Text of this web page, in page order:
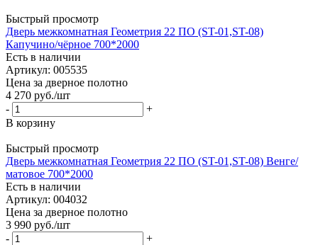
Быстрый просмотр
Дверь межкомнатная Геометрия 22 ПО (ST-01,ST-08)
Капучино/чёрное 700*2000
Есть в наличии
Артикул: 005535
Цена за дверное полотно
4 270 руб./шт
-
+
В корзину
Быстрый просмотр
Дверь межкомнатная Геометрия 22 ПО (ST-01,ST-08) Венге/
матовое 700*2000
Есть в наличии
Артикул: 004032
Цена за дверное полотно
3 990 руб./шт
-
+